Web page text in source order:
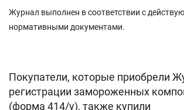
Журнал выполнен в соответствии с
нормативными документами.
Покупатели, которые приобрели
регистрации замороженных
(форма 414/у), также купили